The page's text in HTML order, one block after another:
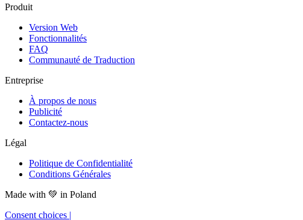
Produit
Version Web
Fonctionnalités
FAQ
Communauté de Traduction
Entreprise
À propos de nous
Publicité
Contactez-nous
Légal
Politique de Confidentialité
Conditions Générales
Made with 💚 in Poland
Consent choices |